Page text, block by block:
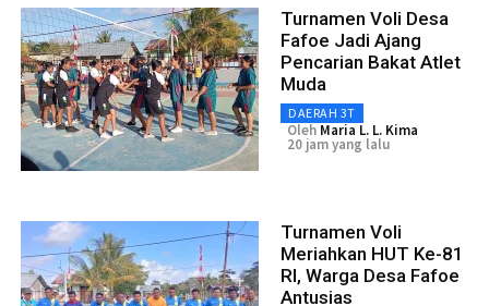
Turnamen Voli Desa
Fafoe Jadi Ajang
Pencarian Bakat Atlet
Muda
DAERAH 3T
Oleh Maria L. L. Kima
20 jam yang lalu
Turnamen Voli
Meriahkan HUT Ke-81
RI, Warga Desa Fafoe
Antusias